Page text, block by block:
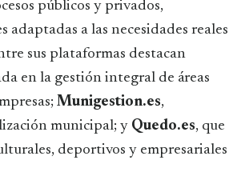
públicos y privados,
adaptadas a las necesidades reales
sus plataformas destacan
en la gestión integral de áreas
Munigestion.es,
municipal; y Quedo.es, que
deportivos y empresariales